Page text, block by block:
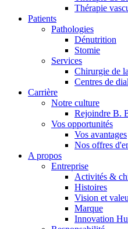
présentez votre idée.
En dialogue avec B.
Thérapie
Patients
Pathologies
Dénutrition
Stomie
Services
Chirurgie de
Centres de
Carrière
Notre culture
Rejoindre B.
Vos opportunités
Vos avantages
Nos offres
A propos
Entreprise
Activités &
Histoires
Vision et
Marque
Innovation